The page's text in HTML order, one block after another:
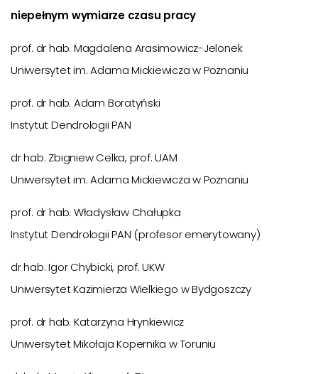
niepełnym wymiarze czasu pracy
prof. dr hab. Magdalena Arasimowicz-Jelonek
Uniwersytet im. Adama Mickiewicza w Poznaniu
prof. dr hab. Adam Boratyński
Instytut Dendrologii PAN
dr hab. Zbigniew Celka, prof. UAM
Uniwersytet im. Adama Mickiewicza w Poznaniu
prof. dr hab. Władysław Chałupka
Instytut Dendrologii PAN (profesor emerytowany)
dr hab. Igor Chybicki, prof. UKW
Uniwersytet Kazimierza Wielkiego w Bydgoszczy
prof. dr hab. Katarzyna Hrynkiewicz
Uniwersytet Mikołaja Kopernika w Toruniu